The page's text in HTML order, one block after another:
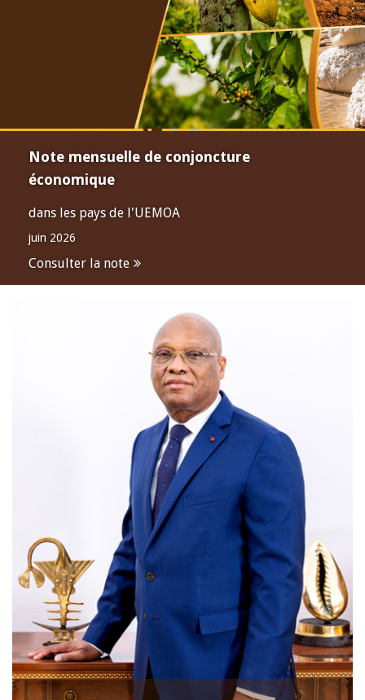
Note mensuelle de conjoncture
économique
dans les pays de l'UEMOA
juin 2026
Consulter la note